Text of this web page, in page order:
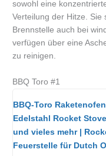
sowohl eine
Verteilung der Hitze.
Brennstelle auch bei
verfügen über eine
zu reinigen.
BBQ Toro #1
BBQ-Toro
Edelstahl Rocket
und vieles mehr |
Feuerstelle für Dutch